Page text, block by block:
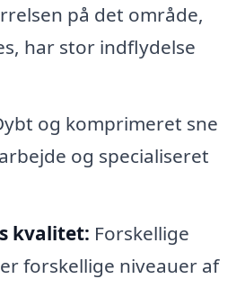
på det område,
har stor indflydelse
og komprimeret sne
og specialiseret
kvalitet: Forskellige
forskellige niveauer af